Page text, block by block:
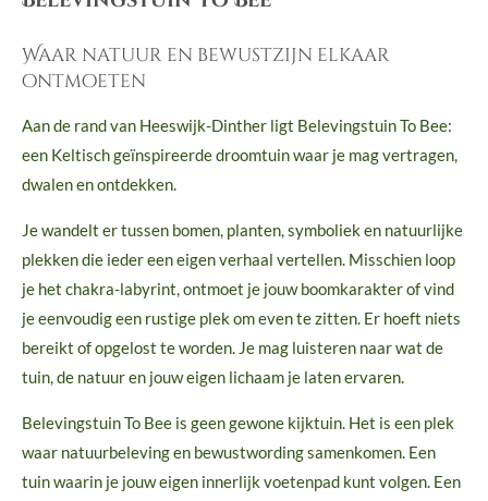
Waar natuur en bewustzijn elkaar
ontmoeten
Aan de rand van Heeswijk-Dinther ligt Belevingstuin To Bee:
een Keltisch geïnspireerde droomtuin waar je mag vertragen,
dwalen en ontdekken.
Je wandelt er tussen bomen, planten, symboliek en natuurlijke
plekken die ieder een eigen verhaal vertellen. Misschien loop
je het chakra-labyrint, ontmoet je jouw boomkarakter of vind
je eenvoudig een rustige plek om even te zitten. Er hoeft niets
bereikt of opgelost te worden. Je mag luisteren naar wat de
tuin, de natuur en jouw eigen lichaam je laten ervaren.
Belevingstuin To Bee is geen gewone kijktuin. Het is een plek
waar natuurbeleving en bewustwording samenkomen. Een
tuin waarin je jouw eigen innerlijk voetenpad kunt volgen. Een